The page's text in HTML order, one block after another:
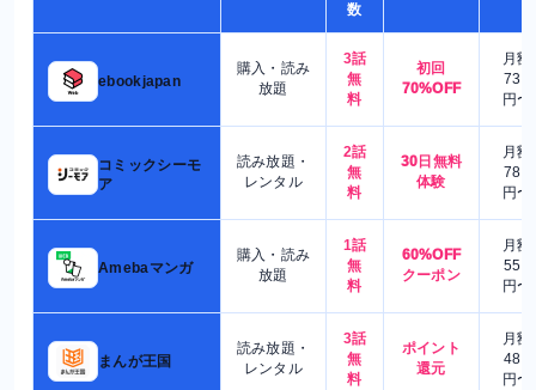
数
ebookjapan
購入・読み
放題
3話
無
料
初回
70%OFF
月額
730
円〜
コミックシーモ
ア
読み放題・
レンタル
2話
無
料
30日無料
体験
月額
780
円〜
Amebaマンガ
購入・読み
放題
1話
無
料
60%OFF
クーポン
月額
550
円〜
まんが王国
読み放題・
レンタル
3話
無
料
ポイント
還元
月額
480
円〜